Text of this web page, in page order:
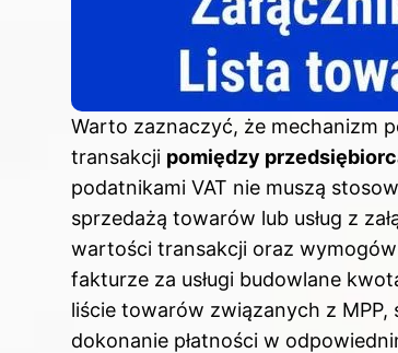
Warto zaznaczyć, że mechanizm
transakcji pomiędzy
podatnikami VAT nie muszą
sprzedażą towarów lub usług z
wartości transakcji oraz
fakturze za usługi budowlane
liście towarów związanych z
dokonanie płatności w